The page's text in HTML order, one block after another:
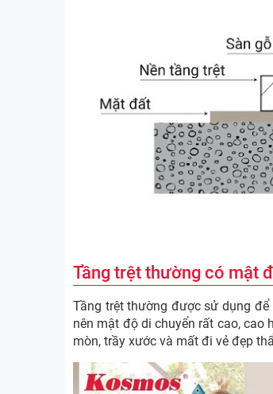
Tầng trệt thường có mật
Tầng trệt thường được sử dụng để
nên mật độ di chuyển rất cao, cao
mòn, trầy xước và mất đi vẻ đẹp